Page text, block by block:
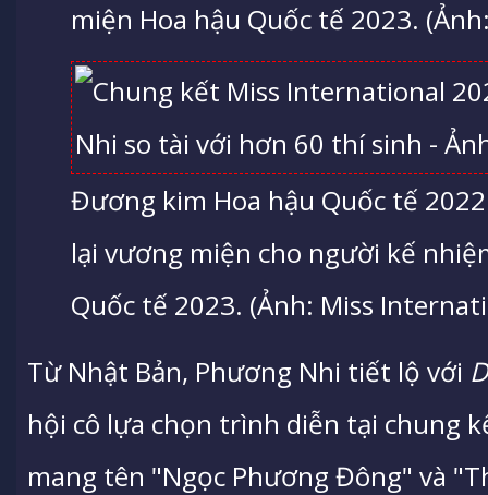
miện Hoa hậu Quốc tế 2023.
Đương kim Hoa hậu Quốc tế
lại vương miện cho người kế
Quốc tế 2023. (Ảnh: Miss
Từ Nhật Bản, Phương Nhi tiết lộ với
hội cô lựa chọn trình diễn tại chung
mang tên "Ngọc Phương Đông" và